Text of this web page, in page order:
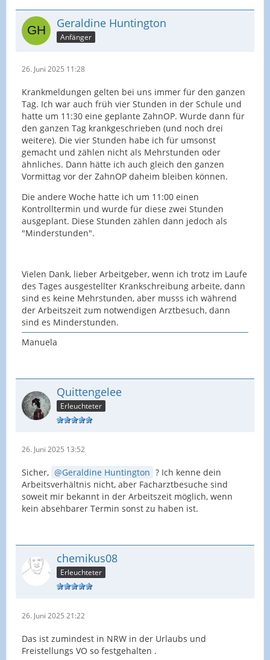
Geraldine Huntington
Anfänger
26. Juni 2025 11:28
Krankmeldungen gelten bei uns immer für den ganzen
Tag. Ich war auch früh vier Stunden in der Schule und
hatte um 11:30 eine geplante ZahnOP. Wurde dann für
den ganzen Tag krankgeschrieben (und noch drei
weitere). Die vier Stunden habe ich für umsonst
gemacht und zählen nicht als Mehrstunden oder
ähnliches. Dann hätte ich auch gleich den ganzen
Vormittag vor der ZahnOP daheim bleiben können.
Die andere Woche hatte ich um 11:00 einen
Kontrolltermin und wurde für diese zwei Stunden
ausgeplant. Diese Stunden zählen dann jedoch als
"Minderstunden".
Vielen Dank, lieber Arbeitgeber, wenn ich trotz im Laufe
des Tages ausgestellter Krankschreibung arbeite, dann
sind es keine Mehrstunden, aber musss ich während
der Arbeitszeit zum notwendigen Arztbesuch, dann
sind es Minderstunden.
Manuela
Quittengelee
Erleuchteter
26. Juni 2025 13:52
Sicher, Geraldine Huntington ? Ich kenne dein
Arbeitsverhältnis nicht, aber Facharztbesuche sind
soweit mir bekannt in der Arbeitszeit möglich, wenn
kein absehbarer Termin sonst zu haben ist.
chemikus08
Erleuchteter
26. Juni 2025 21:22
Das ist zumindest in NRW in der Urlaubs und
Freistellungs VO so festgehalten .